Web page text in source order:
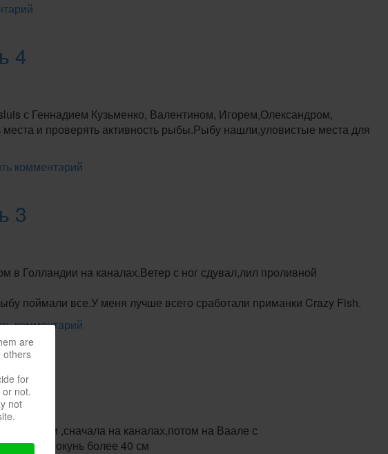
4
с Геннадием Кузьменко, Валентином, Игорем,Олександром,
и проверять активность рыбы.Рыбу нашли,уловистые места для
комментарий
3
Голландии на каналах.Ветер с ног сдувал,лил проливной
поймали все.У меня лучше всего сработали приманки Crazy Fish.
комментарий
2
,сначала на каналах,потом на Ваале с
67 см,окунь более 40 см
are
others
for
not.
not